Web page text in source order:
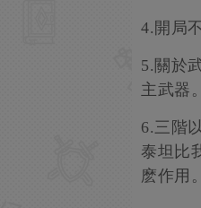
4.開局
5.關於
主武器。
6.三階
泰坦比
麽作用。